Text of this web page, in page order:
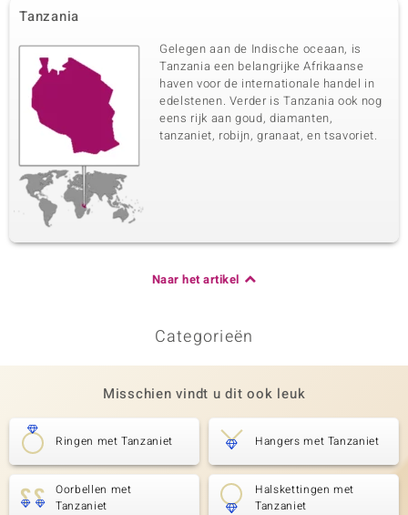
Tanzania
Gelegen aan de Indische oceaan, is
Tanzania een belangrijke Afrikaanse
haven voor de internationale handel in
edelstenen. Verder is Tanzania ook nog
eens rijk aan goud, diamanten,
tanzaniet, robijn, granaat, en tsavoriet.
Naar het artikel
Categorieën
Misschien vindt u dit ook leuk
Ringen met Tanzaniet Hangers met Tanzaniet
Oorbellen met
Tanzaniet
Halskettingen met
Tanzaniet